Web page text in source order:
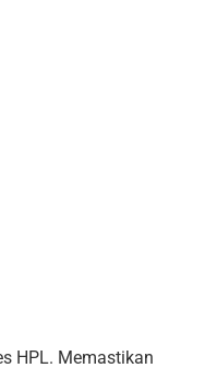
HPL. Memastikan